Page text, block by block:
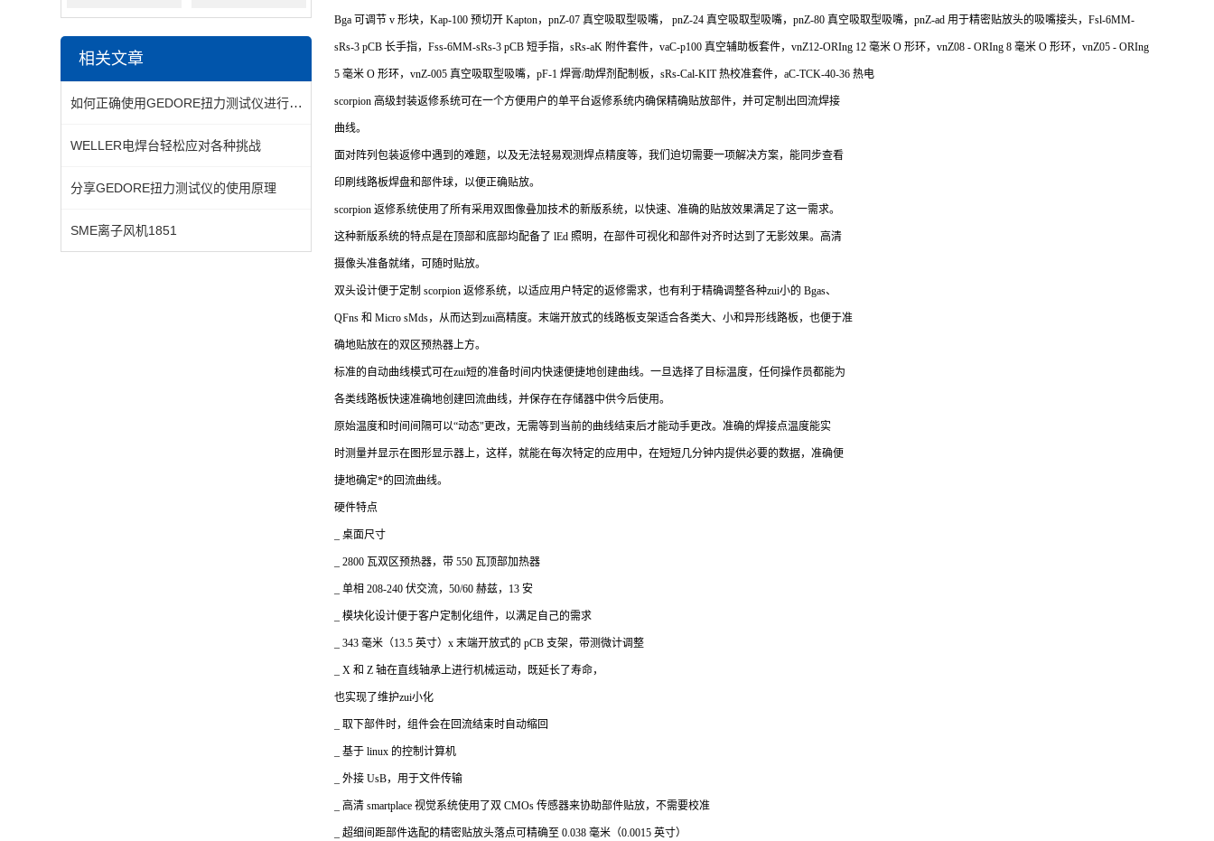
相关文章
如何正确使用GEDORE扭力测试仪进行扭矩标定与校验
WELLER电焊台轻松应对各种挑战
分享GEDORE扭力测试仪的使用原理
SME离子风机1851
Bga 可调节 v 形块，Kap-100 预切开 Kapton，pnZ-07 真空吸取型吸嘴， pnZ-24 真空吸取型吸嘴，pnZ-80 真空吸取型吸嘴，pnZ-ad 用于精密贴放头的吸嘴接头，Fsl-6MM-
sRs-3 pCB 长手指，Fss-6MM-sRs-3 pCB 短手指，sRs-aK 附件套件，vaC-p100 真空辅助板套件，vnZ12-ORIng 12 毫米 O 形环，vnZ08 - ORIng 8 毫米 O 形环，vnZ05 - ORIng
5 毫米 O 形环，vnZ-005 真空吸取型吸嘴，pF-1 焊膏/助焊剂配制板，sRs-Cal-KIT 热校准套件，aC-TCK-40-36 热电
scorpion 高级封装返修系统可在一个方便用户的单平台返修系统内确保精确贴放部件，并可定制出回流焊接
曲线。
面对阵列包装返修中遇到的难题，以及无法轻易观测焊点精度等，我们迫切需要一项解决方案，能同步查看
印刷线路板焊盘和部件球，以便正确贴放。
scorpion 返修系统使用了所有采用双图像叠加技术的新版系统，以快速、准确的贴放效果满足了这一需求。
这种新版系统的特点是在顶部和底部均配备了 lEd 照明，在部件可视化和部件对齐时达到了无影效果。高清
摄像头准备就绪，可随时贴放。
双头设计便于定制 scorpion 返修系统，以适应用户特定的返修需求，也有利于精确调整各种zui小的 Bgas、
QFns 和 Micro sMds，从而达到zui高精度。末端开放式的线路板支架适合各类大、小和异形线路板，也便于准
确地贴放在的双区预热器上方。
标准的自动曲线模式可在zui短的准备时间内快速便捷地创建曲线。一旦选择了目标温度，任何操作员都能为
各类线路板快速准确地创建回流曲线，并保存在存储器中供今后使用。
原始温度和时间间隔可以“动态"更改，无需等到当前的曲线结束后才能动手更改。准确的焊接点温度能实
时测量并显示在图形显示器上，这样，就能在每次特定的应用中，在短短几分钟内提供必要的数据，准确便
捷地确定*的回流曲线。
硬件特点
桌面尺寸
_ 2800 瓦双区预热器，带 550 瓦顶部加热器
单相 208-240 伏交流，50/60 赫兹，13 安
模块化设计便于客户定制化组件，以满足自己的需求
_ 343 毫米（13.5 英寸）x 末端开放式的 pCB 支架，带测微计调整
_ X 和 Z 轴在直线轴承上进行机械运动，既延长了寿命，
也实现了维护zui小化
取下部件时，组件会在回流结束时自动缩回
基于 linux 的控制计算机
外接 UsB，用于文件传输
高清 smartplace 视觉系统使用了双 CMOs 传感器来协助部件贴放，不需要校准
超细间距部件选配的精密贴放头落点可精确至 0.038 毫米（0.0015 英寸）